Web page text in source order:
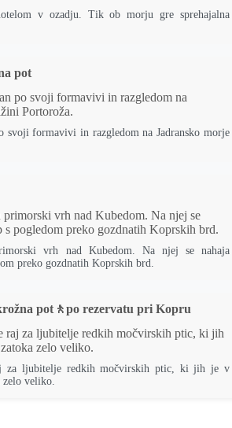
v ozadju. Tik ob morju gre sprehajalna
pot
svoji formavivi in razgledom na Jadransko morje
vrh nad Kubedom. Na njej se nahaja
preko gozdnatih Koprskih brd.
pot🚶po rezervatu pri Kopru
za ljubitelje redkih močvirskih ptic, ki jih je v
veliko.